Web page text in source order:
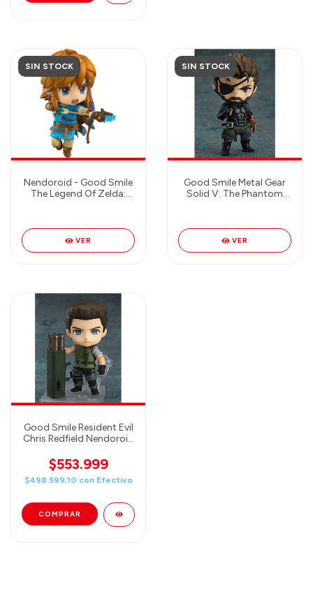
SIN STOCK
Nendoroid - Good Smile
The Legend Of Zelda:
VER
SIN STOCK
Good Smile Metal Gear
Solid V: The Phantom
VER
Good Smile Resident Evil
Chris Redfield Nendoroid
$553.999
$498.599,10 con Efectivo